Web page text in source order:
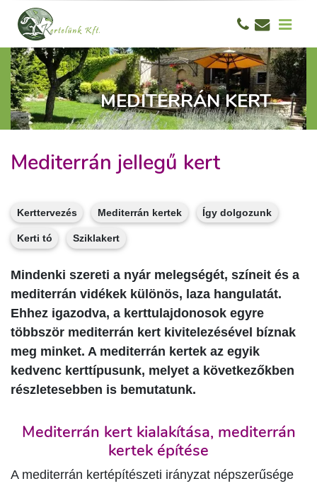
MEDITERRÁN KERT
Mediterrán jellegű kert
Kerttervezés Mediterrán kertek Így dolgozunk
Kerti tó Sziklakert
Mindenki szereti a nyár melegségét, színeit és a
mediterrán vidékek különös, laza hangulatát.
Ehhez igazodva, a kerttulajdonosok egyre
többször mediterrán kert kivitelezésével bíznak
meg minket. A mediterrán kertek az egyik
kedvenc kerttípusunk, melyet a következőkben
részletesebben is bemutatunk.
Mediterrán kert kialakítása, mediterrán
kertek építése
A mediterrán kertépítészeti irányzat népszerűsége